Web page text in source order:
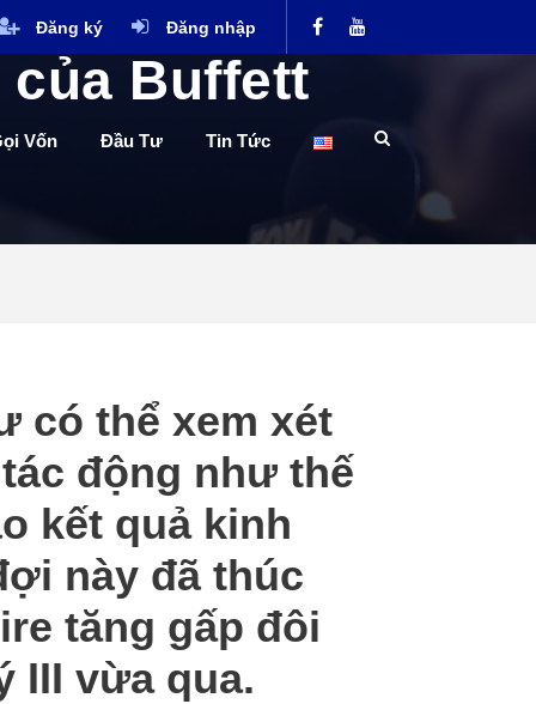
Đăng ký Đăng nhập
Vốn Đầu Tư Tin Tức
Buffett
có thể xem xét
động như thế
kết quả kinh
này đã thúc
tăng gấp đôi
III vừa qua.